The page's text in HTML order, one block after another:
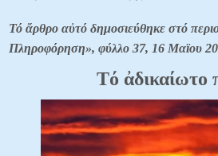
Τό ἄρθρο αὐτό δημοσιεύθηκε στό
Πληροφόρηση», φύλλο 37, 16 Μαϊου
Tό ἀδικαίωτο